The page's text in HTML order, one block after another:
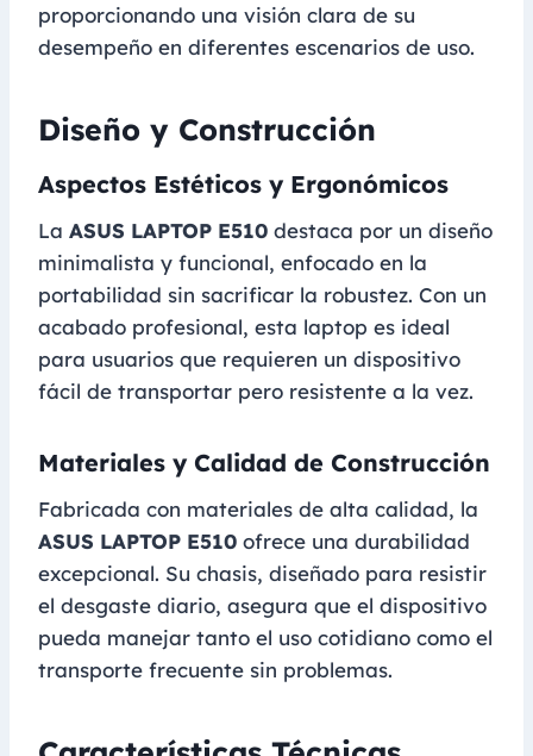
proporcionando una visión clara de su
desempeño en diferentes escenarios de uso.
Diseño y Construcción
Aspectos Estéticos y Ergonómicos
La ASUS LAPTOP E510 destaca por un diseño
minimalista y funcional, enfocado en la
portabilidad sin sacrificar la robustez. Con un
acabado profesional, esta laptop es ideal
para usuarios que requieren un dispositivo
fácil de transportar pero resistente a la vez.
Materiales y Calidad de Construcción
Fabricada con materiales de alta calidad, la
ASUS LAPTOP E510 ofrece una durabilidad
excepcional. Su chasis, diseñado para resistir
el desgaste diario, asegura que el dispositivo
pueda manejar tanto el uso cotidiano como el
transporte frecuente sin problemas.